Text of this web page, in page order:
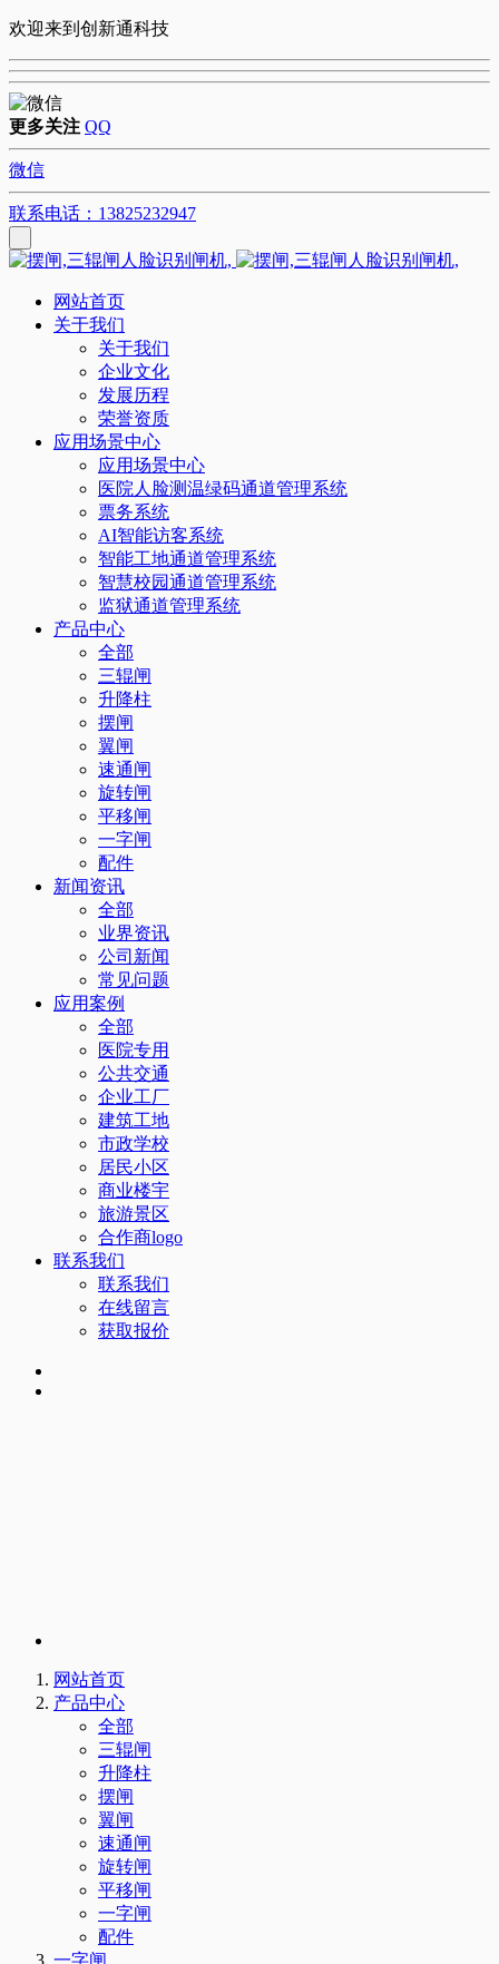
欢迎来到创新通科技
更多关注 QQ
微信
联系电话：13825232947
网站首页
关于我们
关于我们
企业文化
发展历程
荣誉资质
应用场景中心
应用场景中心
医院人脸测温绿码通道管理系统
票务系统
AI智能访客系统
智能工地通道管理系统
智慧校园通道管理系统
监狱通道管理系统
产品中心
全部
三辊闸
升降柱
摆闸
翼闸
速通闸
旋转闸
平移闸
一字闸
配件
新闻资讯
全部
业界资讯
公司新闻
常见问题
应用案例
全部
医院专用
公共交通
企业工厂
建筑工地
市政学校
居民小区
商业楼宇
旅游景区
合作商logo
联系我们
联系我们
在线留言
获取报价
网站首页
产品中心
全部
三辊闸
升降柱
摆闸
翼闸
速通闸
旋转闸
平移闸
一字闸
配件
一字闸